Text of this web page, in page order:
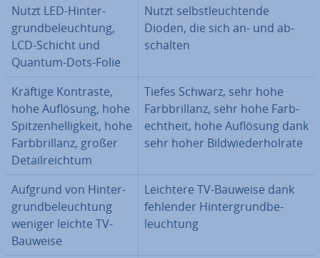
Nutzt LED-Hin­ter­
grund­be­leuch­tung,
LCD-Schicht und
Quantum-Dots-Folie
Nutzt selbst­leuch­ten­de
Dioden, die sich an- und ab­
schal­ten
Kräftige Kontraste,
hohe Auflösung, hohe
Spit­zen­hel­lig­keit, hohe
Farb­bril­lanz, großer
De­tail­reich­tum
Tiefes Schwarz, sehr hohe
Farb­bril­lanz, sehr hohe Farb­
echt­heit, hohe Auflösung dank
sehr hoher Bild­wie­der­hol­ra­te
Aufgrund von Hin­ter­
grund­be­leuch­tung
weniger leichte TV-
Bauweise
Leichtere TV-Bauweise dank
fehlender Hin­ter­grund­be­
leuch­tung